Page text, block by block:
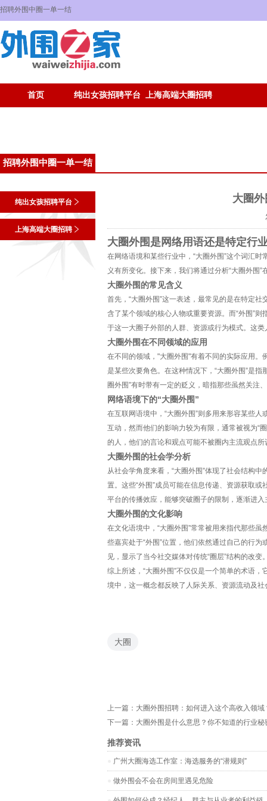
招聘外围中圈一单一结
首页 纯出女孩招聘平台 上海高端大圈招聘
招聘外围中圈一单一结
纯出女孩招聘平台
上海高端大圈招聘
大圈
大圈外围是网络用语还是特定行
在网络语境和某些行业中，“大圈外围”这个词汇
义有所变化。接下来，我们将通过分析“大圈外围
大圈外围的常见含义
首先，“大圈外围”这一表述，最常见的是在特定
含了某个领域的核心人物或重要资源。而“外围”
于这一大圈子外部的人群、资源或行为模式。这
大圈外围在不同领域的应用
在不同的领域，"大圈外围"有着不同的实际应用
是某些次要角色。在这种情况下，“大圈外围”是
圈外围”有时带有一定的贬义，暗指那些虽然关注
网络语境下的“大圈外围”
在互联网语境中，“大圈外围”则多用来形容某些
互动，然而他们的影响力较为有限，通常被视为“
的人，他们的言论和观点可能不被圈内主流观点所
大圈外围的社会学分析
从社会学角度来看，“大圈外围”体现了社会结构
置。这些“外围”成员可能在信息传递、资源获取
平台的传播效应，能够突破圈子的限制，逐渐进
大圈外围的文化影响
在文化语境中，“大圈外围”常常被用来指代那些
些嘉宾处于“外围”位置，他们依然通过自己的行
见，显示了当今社交媒体对传统“圈层”结构的改变
综上所述，“大圈外围”不仅仅是一个简单的术语
境中，这一概念都反映了人际关系、资源流动及
大圈
上一篇： 大圈外围招聘：如何进入这个高收入领域
下一篇： 大圈外围是什么意思？你不知道的行业秘
推荐资讯
‌广州大圈海选工作室‌：海选服务的“潜规则”
做外围会不会在房间里遇见危险